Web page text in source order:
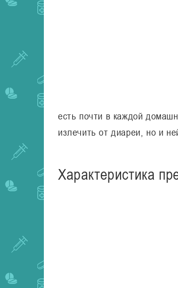
есть почти в каждой
излечить от диареи, но и
Характеристика